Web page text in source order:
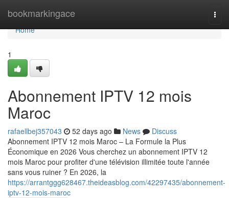
bookmarkingace
Home
Home
1
Abonnement IPTV 12 mois
Maroc
rafaellbej357043 52 days ago News
Discuss
Abonnement IPTV 12 mois Maroc – La Formule la Plus
Économique en 2026 Vous cherchez un abonnement IPTV 12
mois Maroc pour profiter d'une télévision illimitée toute l'année
sans vous ruiner ? En 2026, la
https://arrantggg628467.theideasblog.com/42297435/abonnement-
iptv-12-mois-maroc